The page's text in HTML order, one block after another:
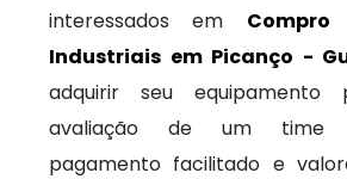
interessados em Compro
Industriais em Picanço -
adquirir seu equipamento
avaliação de um time
pagamento facilitado e